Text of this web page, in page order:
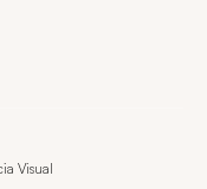
Visual